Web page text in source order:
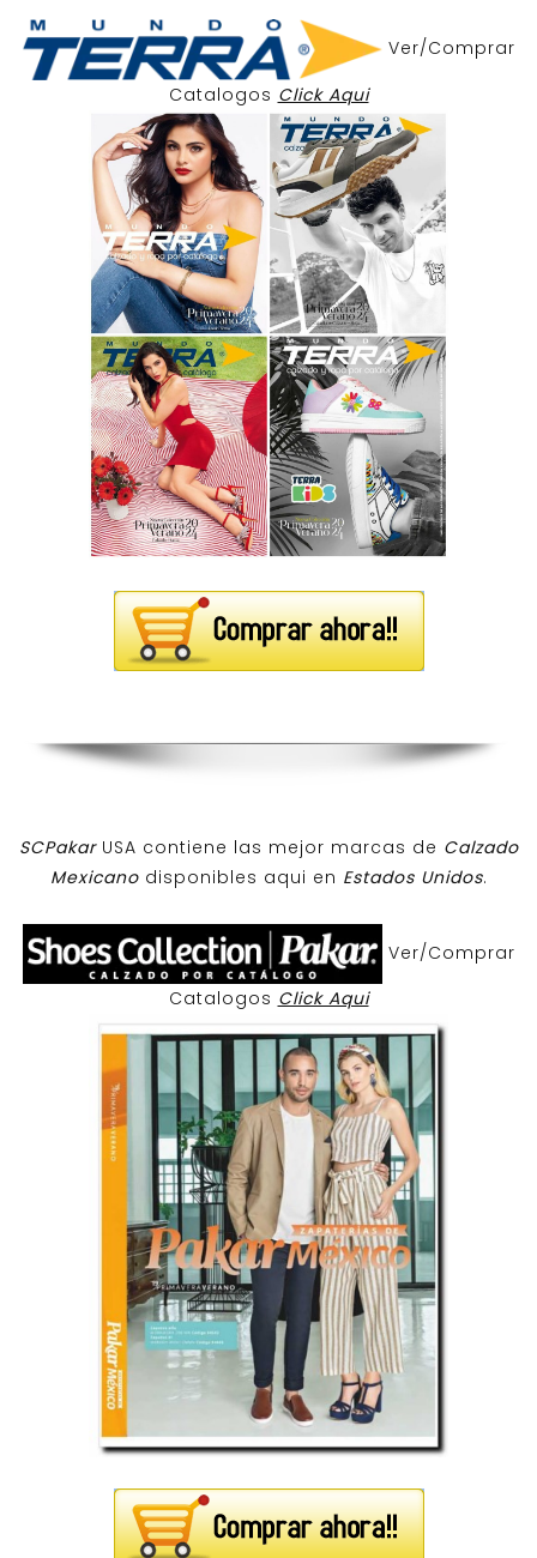
Ver/Comprar
Catalogos Click Aqui
SCPakar USA contiene las mejor marcas de Calzado
Mexicanodisponibles aqui en Estados Unidos.
Ver/Comprar
Catalogos Click Aqui